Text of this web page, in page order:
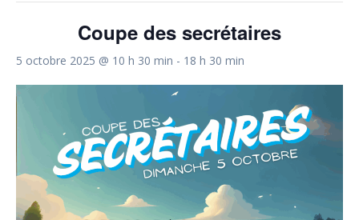
Coupe des secrétaires
5 octobre 2025 @ 10 h 30 min - 18 h 30 min